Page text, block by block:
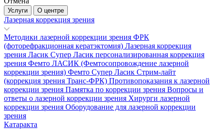
Услуги О центре
Лазерная коррекция зрения
Методики лазерной коррекции зрения ФРК
(фоторефракционная кератэктомия) Лазерная коррекция
зрения Ласик Супер Ласик персонализированная коррекция
зрения Фемто ЛАСИК (Фемтосопровождение лазерной
коррекции зрения) Фемто Супер Ласик Стрим-лайт
(коррекция зрения Транс-ФРК) Противопоказания к лазерной
коррекции зрения Памятка по коррекции зрения Вопросы и
ответы о лазерной коррекции зрения Хирурги лазерной
коррекции зрения Оборудование для лазерной коррекции
зрения
Катаракта